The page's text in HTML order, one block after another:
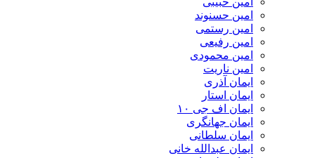
امین حسنوند
امین رستمی
امین رفیعی
امین محمودی
امین ناریت
ایمان آذری
ایمان استار
ایمان اف جی ۱۰
ایمان جهانگری
ایمان سلطانی
ایمان عبدالله خانی